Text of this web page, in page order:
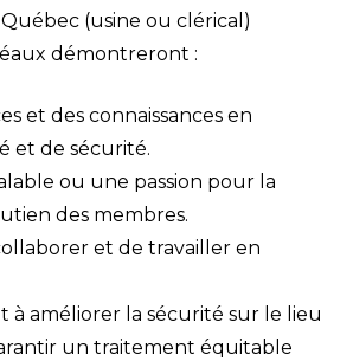
(usine ou clérical)
démontreront :
et des connaissances en
et de sécurité.
ou une passion pour la
des membres.
et de travailler en
à améliorer la sécurité sur le lieu
un traitement équitable